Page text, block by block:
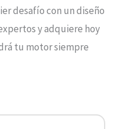
desafío con un diseño
y adquiere hoy
tu motor siempre